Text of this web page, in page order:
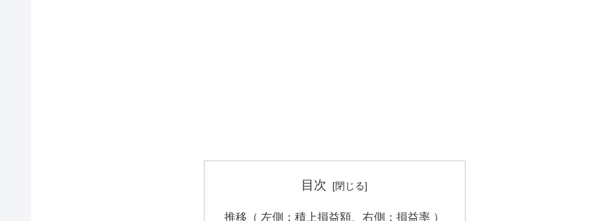
目次
推移（ 左側：積上損益額、右側：損益率 ）